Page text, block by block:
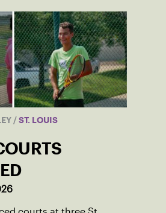
/ ST. LOUIS